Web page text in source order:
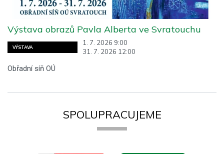
VÝSTAVA
1. 7. 2026 9:00
31. 7. 2026 12:00
Výstava obrazů Pavla Alberta ve Svratouchu
Obřadní síň OÚ
SPOLUPRACUJEME